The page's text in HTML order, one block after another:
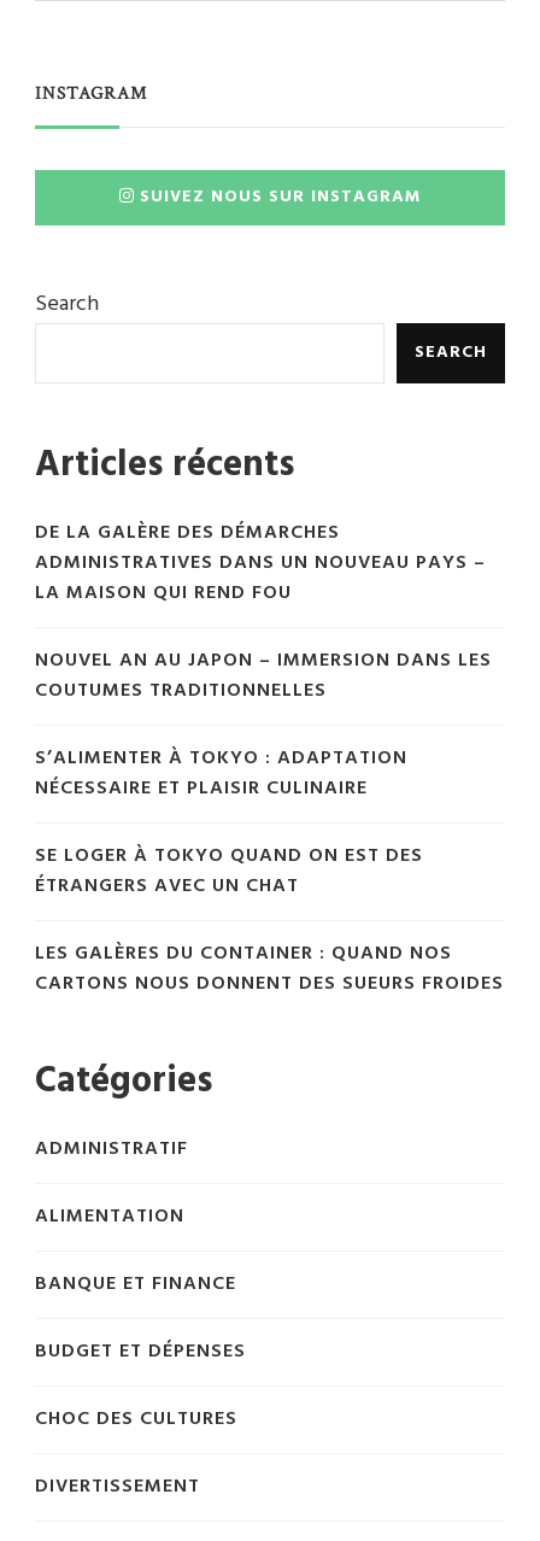
INSTAGRAM
SUIVEZ NOUS SUR INSTAGRAM
Search
SEARCH
Articles récents
DE LA GALÈRE DES DÉMARCHES
ADMINISTRATIVES DANS UN NOUVEAU PAYS –
LA MAISON QUI REND FOU
NOUVEL AN AU JAPON – IMMERSION DANS LES
COUTUMES TRADITIONNELLES
S’ALIMENTER À TOKYO : ADAPTATION
NÉCESSAIRE ET PLAISIR CULINAIRE
SE LOGER À TOKYO QUAND ON EST DES
ÉTRANGERS AVEC UN CHAT
LES GALÈRES DU CONTAINER : QUAND NOS
CARTONS NOUS DONNENT DES SUEURS FROIDES
Catégories
ADMINISTRATIF
ALIMENTATION
BANQUE ET FINANCE
BUDGET ET DÉPENSES
CHOC DES CULTURES
DIVERTISSEMENT